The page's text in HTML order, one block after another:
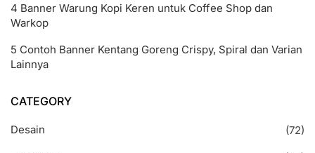
4 Banner Warung Kopi Keren untuk Coffee Shop dan
Warkop
5 Contoh Banner Kentang Goreng Crispy, Spiral dan Varian
Lainnya
CATEGORY
Desain
(72)